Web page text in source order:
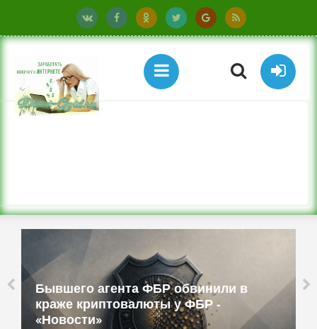
Бывшего агента ФБР обвинили в
краже криптовалюты у ФБР -
«Новости»